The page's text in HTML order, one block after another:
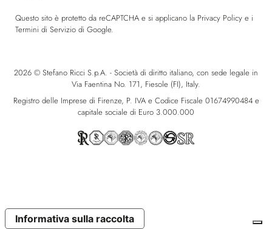
Questo sito è protetto da reCAPTCHA e si applicano la Privacy Policy e i
Termini di Servizio di Google.
2026 © Stefano Ricci S.p.A. - Società di diritto italiano, con sede legale in
Via Faentina No. 171, Fiesole (FI), Italy.
Registro delle Imprese di Firenze, P. IVA e Codice Fiscale 01674990484 e
capitale sociale di Euro 3.000.000
Informativa sulla raccolta